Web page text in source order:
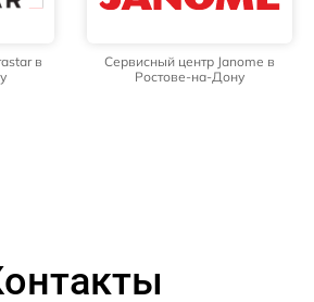
в
Сервисный центр Janome в
Ростове-на-Дону